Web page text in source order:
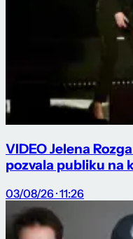
VIDEO Jelena
pozvala publiku na
03/08/26 · 11:26